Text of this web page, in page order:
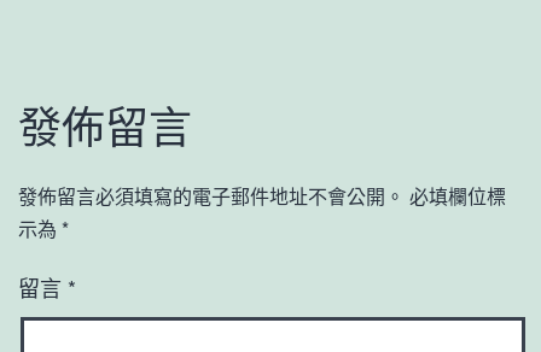
發佈留言
發佈留言必須填寫的電子郵件地址不會公開。 必填欄位標
示為 *
留言 *